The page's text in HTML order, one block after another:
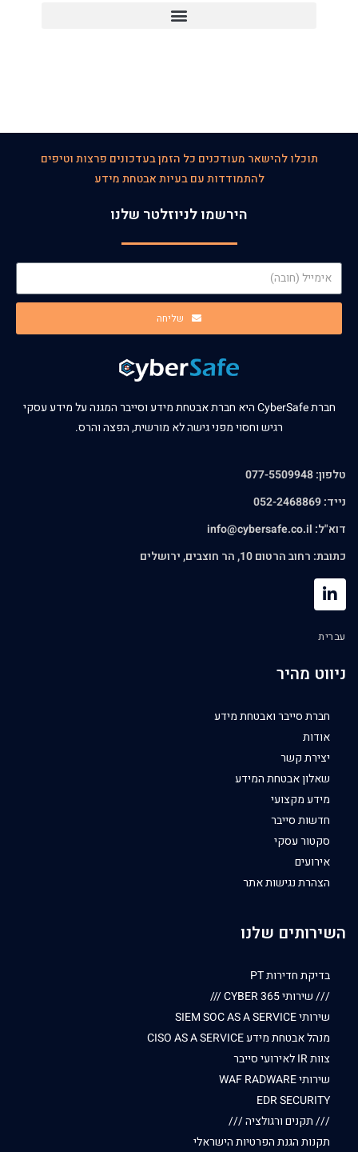
תוכלו להישאר מעודכנים כל הזמן בעדכונים פרצות וטיפים
להתמודדות עם בעיות אבטחת מידע
הירשמו לניוזלטר שלנו
שליחה
חברת CyberSafe היא חברת אבטחת מידע וסייבר המגנה על מידע עסקי
רגיש וחסוי מפני גישה לא מורשית, הפצה והרס.
טלפון: 077-5509948
נייד: 052-2468869
דוא"ל: info@cybersafe.co.il
כתובת: רחוב הרטום 10, הר חוצבים, ירושלים
עברית
ניווט מהיר
חברת סייבר ואבטחת מידע
אודות
יצירת קשר
שאלון אבטחת המידע
מידע מקצועי
חדשות סייבר
סקטור עסקי
אירועים
הצהרת נגישות אתר
השירותים שלנו
בדיקת חדירות PT
/// שירותי CYBER 365 ///
שירותי SIEM SOC AS A SERVICE
מנהל אבטחת מידע CISO AS A SERVICE
צוות IR לאירועי סייבר
שירותי WAF RADWARE
EDR SECURITY
/// תקנים ורגולציה ///
תקנות הגנת הפרטיות הישראלי